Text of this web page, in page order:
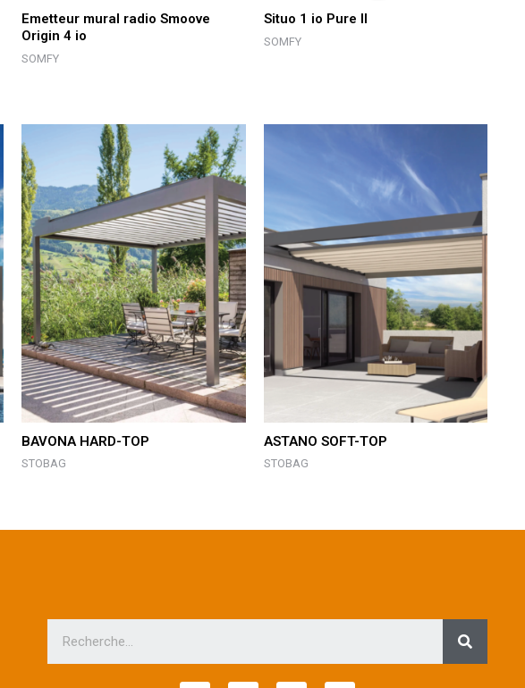
Emetteur mural radio Smoove
Origin 4 io
SOMFY
Situo 1 io Pure II
SOMFY
BAVONA HARD-TOP
STOBAG
ASTANO SOFT-TOP
STOBAG